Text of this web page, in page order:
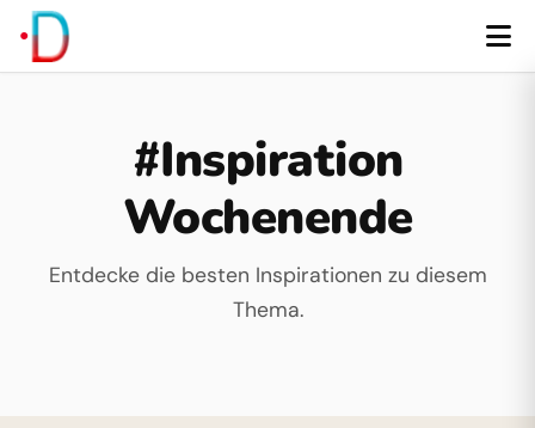
#Inspiration
Wochenende
Entdecke die besten Inspirationen zu diesem
Thema.